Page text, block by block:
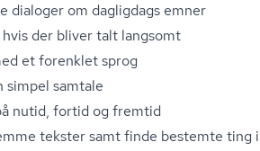
dialoger om dagligdags emner
hvis der bliver talt langsomt
et forenklet sprog
simpel samtale
nutid, fortid og fremtid
tekster samt finde bestemte ting